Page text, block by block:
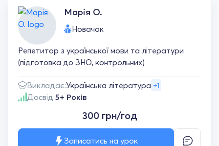
Марія О.
Новачок
Репетитор з української мови та літератури
(підготовка до ЗНО, контрольних)
Викладає:Українська література +1
Досвід:5+ Років
300 грн/год
Записатись на урок